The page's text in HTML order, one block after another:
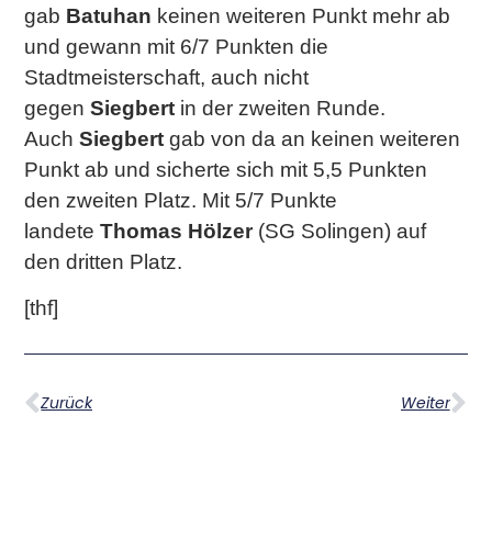
gab Batuhan keinen weiteren Punkt mehr ab
und gewann mit 6/7 Punkten die
Stadtmeisterschaft, auch nicht
gegenSiegbert in der zweiten Runde.
AuchSiegbert gab von da an keinen weiteren
Punkt ab und sicherte sich mit 5,5 Punkten
den zweiten Platz. Mit 5/7 Punkte
landeteThomas Hölzer (SG Solingen) auf
den dritten Platz.
[thf]
Zurück Weiter